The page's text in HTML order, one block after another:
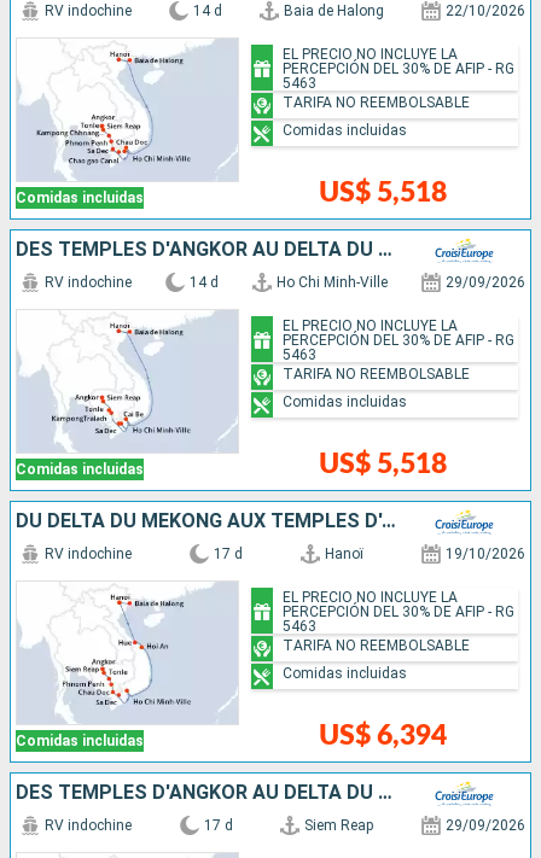
Comidas incluidas
RV indochine 14 d Baia de Halong 22/10/2026
US$ 5,518
EL PRECIO NO INCLUYE LA
PERCEPCIÓN DEL 30% DE AFIP - RG
5463
TARIFA NO REEMBOLSABLE
Comidas incluidas
DES TEMPLES D'ANGKOR AU DELTA DU MÉKONG, HANOÏ ET LA BAIE D'ALONG (FORMULE PORT/PORT)
Comidas incluidas
RV indochine 14 d Ho Chi Minh-Ville 29/09/2026
US$ 5,518
EL PRECIO NO INCLUYE LA
PERCEPCIÓN DEL 30% DE AFIP - RG
5463
TARIFA NO REEMBOLSABLE
Comidas incluidas
DU DELTA DU MÉKONG AUX TEMPLES D'ANGKOR, LES VILLES IMPÉRIALES, HANOÏ ET LA BAIE D'ALONG (FORMULE PORT/PORT)
Comidas incluidas
RV indochine 17 d Hanoï 19/10/2026
US$ 6,394
EL PRECIO NO INCLUYE LA
PERCEPCIÓN DEL 30% DE AFIP - RG
5463
TARIFA NO REEMBOLSABLE
Comidas incluidas
DES TEMPLES D'ANGKOR AU DELTA DU MÉKONG, LES VILLES IMPÉRIALES, HANOÏ ET LA BAIE D'ALONG
RV indochine 17 d Siem Reap 29/09/2026